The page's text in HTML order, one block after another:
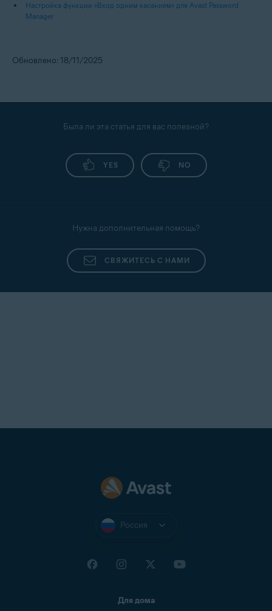
Настройка функции «Вход одним касанием» для Avast Password
Manager
Обновлено: 18/11/2025
Была ли эта статья для вас полезной?
YES NO
Нужна дополнительная помощь?
СВЯЖИТЕСЬ С НАМИ
Россия
Для дома